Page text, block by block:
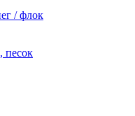
/ флок
песок